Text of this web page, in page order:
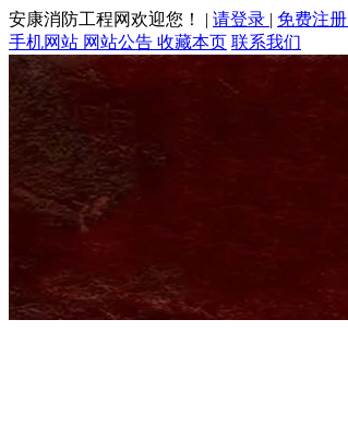
安康消防工程网欢迎您！ | 请登录 | 免费注册
手机网站 网站公告 收藏本页 联系我们